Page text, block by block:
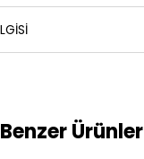
Benzer Ürünler